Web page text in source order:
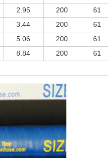
2.95 200
61
3.44 200
61
5.06 200
61
8.84 200
61